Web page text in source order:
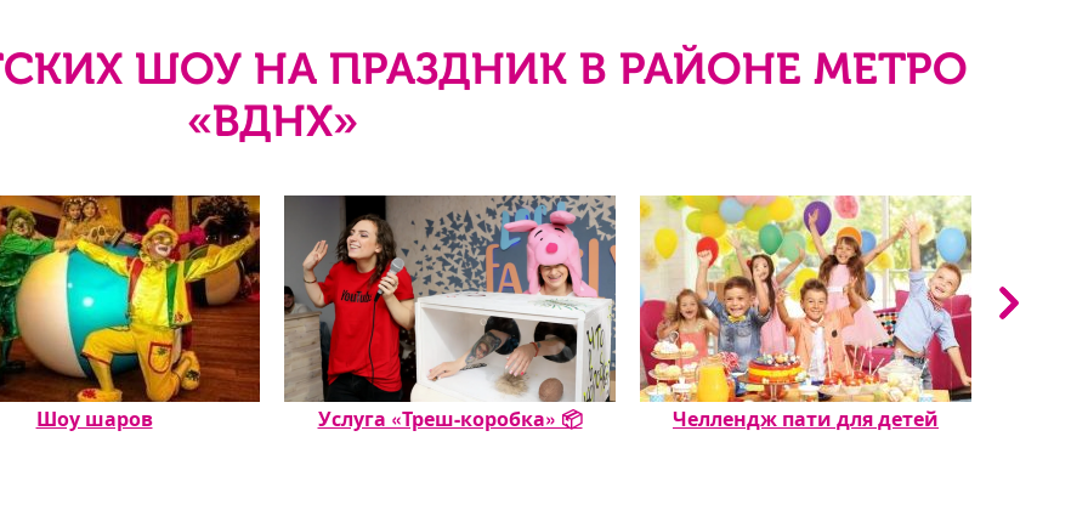
ШОУ НА ПРАЗДНИК В РАЙОНЕ МЕТРО
«ВДНХ»
Шоу шаров Услуга «Треш-коробка» 📦 Челлендж пати для детей